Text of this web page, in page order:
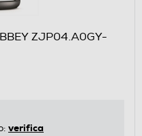
ZJP04.A0GY-
verifica